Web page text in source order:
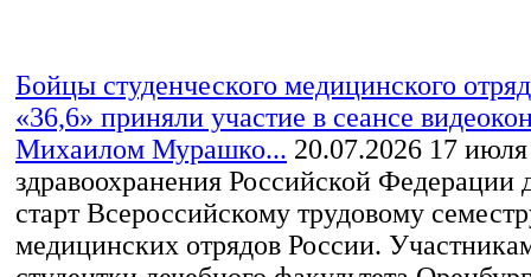
Бойцы студенческого медицинского
«36,6» приняли участие в сеансе
Михаилом Мурашко... 20.07.2026 17
здравоохранения Российской Федерации
старт Всероссийскому трудовому
медицинских отрядов России.